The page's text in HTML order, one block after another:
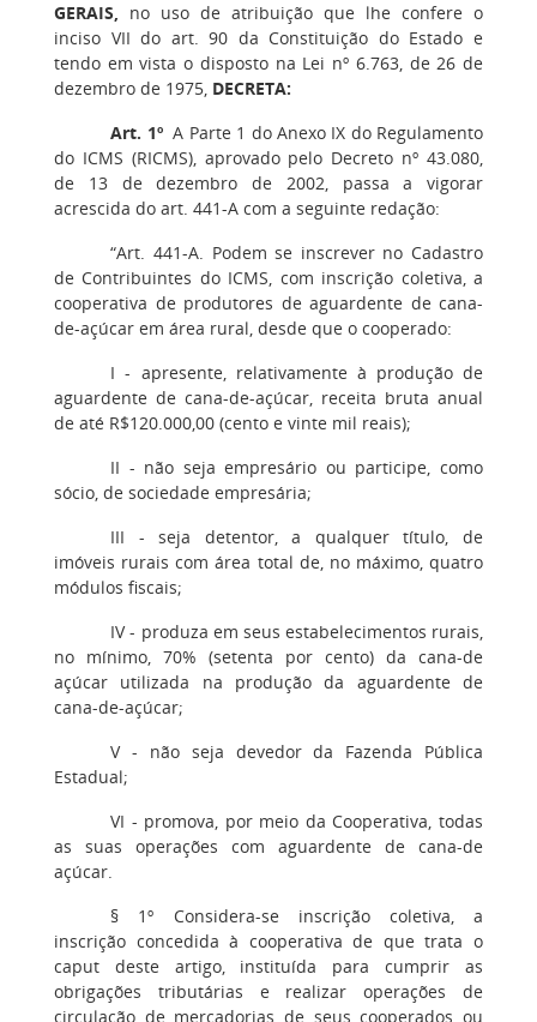
GERAIS, no uso de atribuição que lhe confere o
inciso VII do art. 90 da Constituição do Estado e
tendo em vista o disposto na Lei nº 6.763, de 26 de
dezembro de 1975, DECRETA:
Art. 1ºA Parte 1 do Anexo IX do Regulamento
do ICMS (RICMS), aprovado pelo Decreto nº 43.080,
de 13 de dezembro de 2002, passa a vigorar
acrescida do art. 441-A com a seguinte redação:
“Art. 441-A. Podem se inscrever no Cadastro
de Contribuintes do ICMS, com inscrição coletiva, a
cooperativa de produtores de aguardente de cana-
de-açúcar em área rural, desde que o cooperado:
I - apresente, relativamente à produção de
aguardente de cana-de-açúcar, receita bruta anual
de até R$120.000,00 (cento e vinte mil reais);
II - não seja empresário ou participe, como
sócio, de sociedade empresária;
III - seja detentor, a qualquer título, de
imóveis rurais com área total de, no máximo, quatro
módulos fiscais;
IV - produza em seus estabelecimentos rurais,
no mínimo, 70% (setenta por cento) da cana-de
açúcar utilizada na produção da aguardente de
cana-de-açúcar;
V - não seja devedor da Fazenda Pública
Estadual;
VI - promova, por meio da Cooperativa, todas
as suas operações com aguardente de cana-de
açúcar.
§ 1º Considera-se inscrição coletiva, a
inscrição concedida à cooperativa de que trata o
caput deste artigo, instituída para cumprir as
obrigações tributárias e realizar operações de
circulação de mercadorias de seus cooperados ou